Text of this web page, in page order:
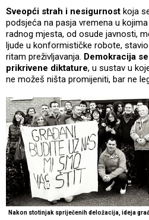
Sveopći strah i nesigurnost koja
podsjeća na pasja vremena u
radnog mjesta, od osude javnosti,
ljude u konformističke robote,
ritam preživljavanja. Demokracija
prikrivene diktature, u sustav u
ne možeš ništa promijeniti, bar ne
Nakonstotinjak spriječenih deložacija, ideja